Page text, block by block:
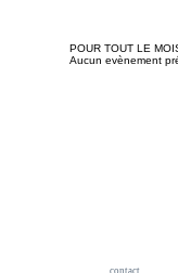
POUR TOUT LE
Aucun evènement
contact